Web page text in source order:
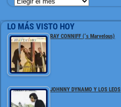
LO MÁS VISTO HOY
RAY CONNIFF (‘s Marvelous)
JOHNNY DYNAMO Y LOS LEOS